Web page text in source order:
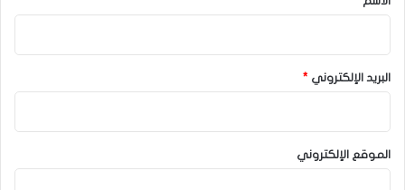
البريد الإلكتروني *
الموقع الإلكتروني